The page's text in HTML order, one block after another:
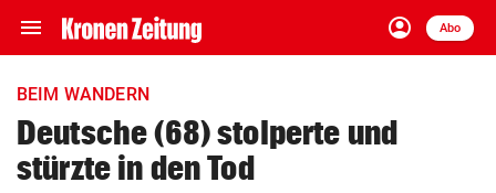
menu Navigation
ein-/ausklappen
account_circle
Anmelden
Abo
close Schließen
account_circle Anmelden
BEIM WANDERN
Deutsche (68) stolperte und
stürzte in den Tod